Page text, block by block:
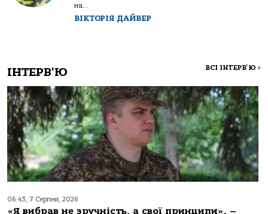
на...
ВІКТОРІЯ ДАЙВЕР
ІНТЕРВ'Ю ВСІ ІНТЕРВ'Ю >
06:43, 7 Серпня, 2026
«Я вибрав не зручність, а свої принципи», –